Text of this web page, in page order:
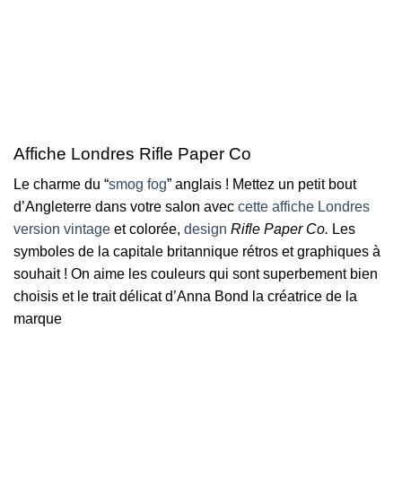
Affiche Londres Rifle Paper Co
Le charme du “smog fog” anglais ! Mettez un petit bout
d’Angleterre dans votre salon avec cette affiche Londres
version vintage et colorée, design Rifle Paper Co. Les
symboles de la capitale britannique rétros et graphiques à
souhait ! On aime les couleurs qui sont superbement bien
choisis et le trait délicat d’Anna Bond la créatrice de la
marque